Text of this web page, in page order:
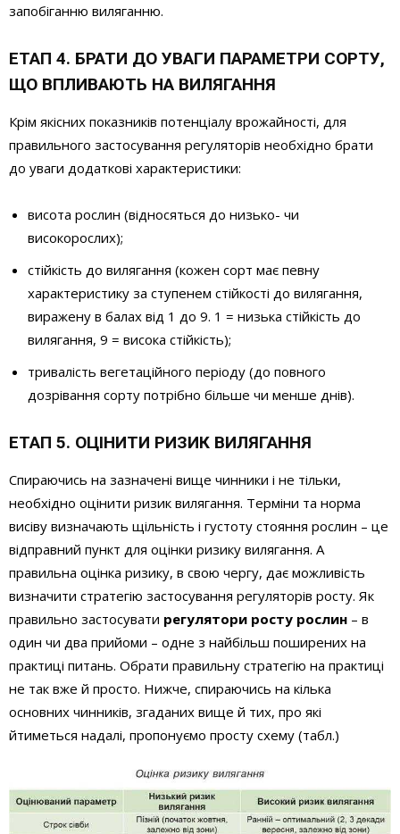
запобіганню виляганню.
ЕТАП 4. БРАТИ ДО УВАГИ ПАРАМЕТРИ СОРТУ,
ЩО ВПЛИВАЮТЬ НА ВИЛЯГАННЯ
Крім якісних показників потенціалу врожайності, для
правильного застосування регуляторів необхідно брати
до уваги додаткові характеристики:
висота рослин (відносяться до низько- чи
високорослих);
стійкість до вилягання (кожен сорт має певну
характеристику за ступенем стійкості до вилягання,
виражену в балах від 1 до 9. 1 = низька стійкість до
вилягання, 9 = висока стійкість);
тривалість вегетаційного періоду (до повного
дозрівання сорту потрібно більше чи менше днів).
ЕТАП 5. ОЦІНИТИ РИЗИК ВИЛЯГАННЯ
Спираючись на зазначені вище чинники і не тільки,
необхідно оцінити ризик вилягання. Терміни та норма
висіву визначають щільність і густоту стояння рослин – це
відправний пункт для оцінки ризику вилягання. А
правильна оцінка ризику, в свою чергу, дає можливість
визначити стратегію застосування регуляторів росту. Як
правильно застосувати регулятори росту рослин – в
один чи два прийоми – одне з найбільш поширених на
практиці питань. Обрати правильну стратегію на практиці
не так вже й просто. Нижче, спираючись на кілька
основних чинників, згаданих вище й тих, про які
йтиметься надалі, пропонуємо просту схему (табл.)